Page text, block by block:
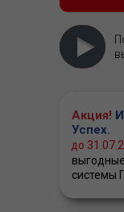
Акция!
Успех.
системы
до